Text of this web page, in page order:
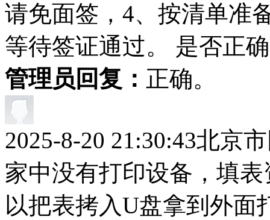
请免面签，4、按清单准
等待签证通过。 是否正
管理员回复： 正确。
2025-8-20 21:30:43北京
家中没有打印设备，填
以把表拷入U盘拿到外面